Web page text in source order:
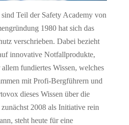
Teil der Safety Academy von
1980 hat sich das
verschrieben. Dabei bezieht
innovative Notfallprodukte,
fundiertes Wissen, welches
mit Profi-Bergführern und
dieses Wissen über die
2008 als Initiative rein
steht heute für eine